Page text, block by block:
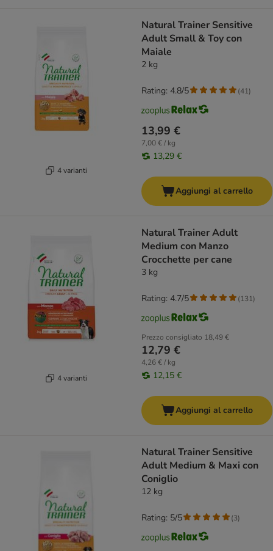
4 varianti
Natural Trainer Sensitive
Adult Small & Toy con
Maiale
2 kg
13,99 €
7,00 € / kg
13,29 €
Rating: 4.8/5 (41)
Aggiungi al carrello
4 varianti
Natural Trainer Adult
Medium con Manzo
Crocchette per cane
3 kg
Prezzo consigliato 18,49 €
12,79 €
4,26 € / kg
12,15 €
Rating: 4.7/5 (131)
Aggiungi al carrello
Natural Trainer Sensitive
Adult Medium & Maxi con
Coniglio
12 kg
Rating: 5/5 (3)